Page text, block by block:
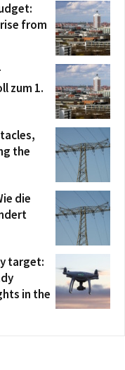
from
zum 1.
the
die
target:
in the